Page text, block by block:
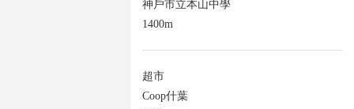
神戶市立本山中學
1400m
超市
Coop什葉